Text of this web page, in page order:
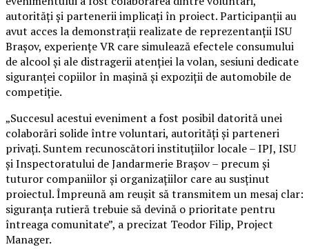
autorități și partenerii implicați în proiect. Participanții au
avut acces la demonstrații realizate de reprezentanții ISU
Brașov, experiențe VR care simulează efectele consumului
de alcool și ale distragerii atenției la volan, sesiuni dedicate
siguranței copiilor în mașină și expoziții de automobile de
competiție.
„Succesul acestui eveniment a fost posibil datorită unei
colaborări solide între voluntari, autorități și parteneri
privați. Suntem recunoscători instituțiilor locale – IPJ, ISU
și Inspectoratului de Jandarmerie Brașov – precum și
tuturor companiilor și organizațiilor care au susținut
proiectul. Împreună am reușit să transmitem un mesaj clar:
siguranța rutieră trebuie să devină o prioritate pentru
întreaga comunitate”, a precizat Teodor Filip, Project
Manager.